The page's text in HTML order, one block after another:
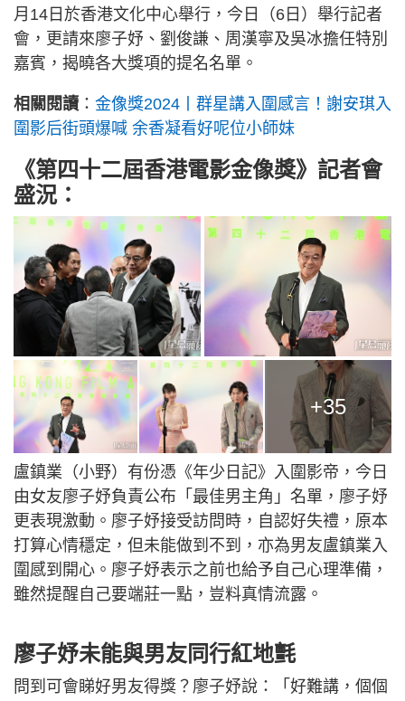
月14日於香港文化中心舉行，今日（6日）舉行記者
會，更請來廖子妤、劉俊謙、周漢寧及吳冰擔任特別
嘉賓，揭曉各大獎項的提名名單。
相關閱讀 ： 金像獎2024丨群星講入圍感言！謝安琪入
圍影后街頭爆喊 余香凝看好呢位小師妹
《第四十二屆香港電影金像獎》記者會
盛況：
+35
盧鎮業（小野）有份憑《年少日記》入圍影帝，今日
由女友廖子妤負責公布「最佳男主角」名單，廖子妤
更表現激動。廖子妤接受訪問時，自認好失禮，原本
打算心情穩定，但未能做到不到，亦為男友盧鎮業入
圍感到開心。廖子妤表示之前也給予自己心理準備，
雖然提醒自己要端莊一點，豈料真情流露。
廖子妤未能與男友同行紅地氈
問到可會睇好男友得獎？廖子妤說：「好難講，個個